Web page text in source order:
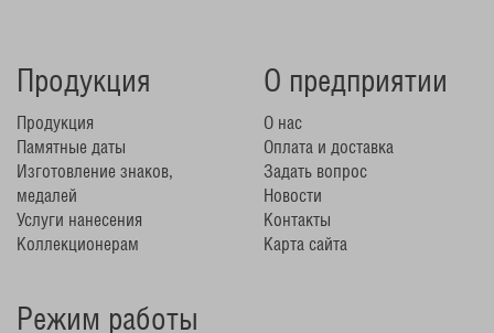
Продукция
Продукция
Памятные даты
Изготовление знаков,
медалей
Услуги нанесения
Коллекционерам
О предприятии
О нас
Оплата и доставка
Задать вопрос
Новости
Контакты
Карта сайта
Режим работы